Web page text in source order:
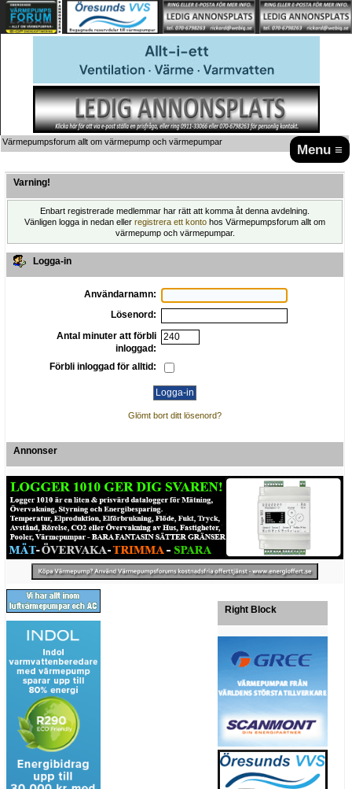
Menu ≡
Värmepumpsforum allt om värmepump och värmepumpar
Varning!
Enbart registrerade medlemmar har rätt att komma åt denna avdelning.
Vänligen logga in nedan eller registrera ett konto hos Värmepumpsforum allt om
värmepump och värmepumpar.
Logga-in
Användarnamn:
Lösenord:
Antal minuter att förbli
inloggad:
Förbli inloggad för alltid:
Glömt bort ditt lösenord?
Annonser
Right Block